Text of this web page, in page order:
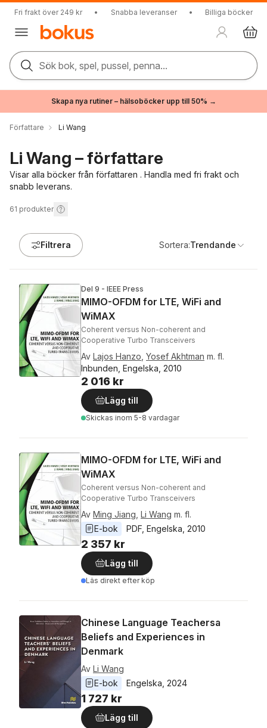
Fri frakt över 249 kr • Snabba leveranser • Billiga böcker
Sök bok, spel, pussel, penna...
Skapa nya rutiner – hälsoböcker upp till 50% →
Författare Li Wang
Li Wang – författare
Visar alla böcker från författaren . Handla med fri frakt och
snabb leverans.
61 produkter
Filtrera Sortera:Trendande
Del 9 - IEEE Press
MIMO-OFDM for LTE, WiFi and
WiMAX
Coherent versus Non-coherent and
Cooperative Turbo Transceivers
Av Lajos Hanzo Yosef Akhtman m. fl.
Inbunden, Engelska, 2010
2 016 kr
Lägg till
Skickas inom 5-8 vardagar
MIMO-OFDM for LTE, WiFi and
WiMAX
Coherent versus Non-coherent and
Cooperative Turbo Transceivers
Av Ming Jiang Li Wang m. fl.
E-bok
PDF Engelska 2010
2 357 kr
Lägg till
Läs direkt efter köp
Chinese Language Teachersa
Beliefs and Experiences in
Denmark
Av Li Wang
E-bok
Engelska 2024
1 727 kr
Lägg till